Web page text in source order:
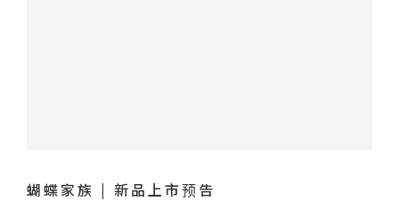
蝴蝶家族 | 新品上市预告